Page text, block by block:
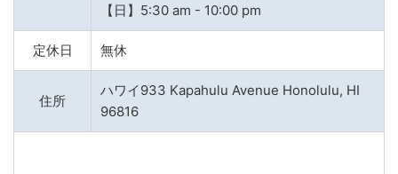
【日】5:30 am - 10:00 pm
定休日 無休
住所
ハワイ933 Kapahulu Avenue Honolulu, HI
96816